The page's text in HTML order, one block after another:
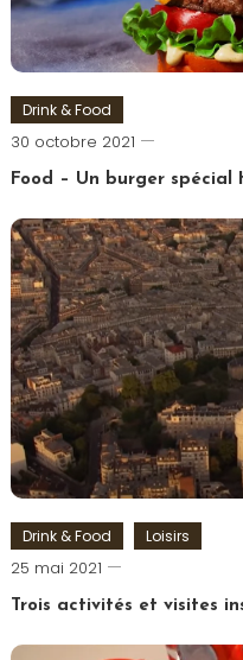
Drink & Food
30 octobre 2021
Romain-
Food – Un burger spécial
Tagged
Burger,
Halloween,
Marvel,
Marvelous
Drink & Food Loisirs
25 mai 2021
Romain-
Paris
Trois activités et visites
Tagged